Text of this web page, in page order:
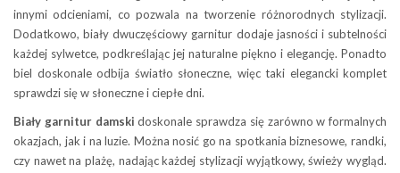
innymi odcieniami, co pozwala na tworzenie różnorodnych stylizacji.
Dodatkowo, biały dwuczęściowy garnitur dodaje jasności i subtelności
każdej sylwetce, podkreślając jej naturalne piękno i elegancję. Ponadto
biel doskonale odbija światło słoneczne, więc taki elegancki komplet
sprawdzi się w słoneczne i ciepłe dni.
Biały garnitur damski doskonale sprawdza się zarówno w formalnych
okazjach, jak i na luzie. Można nosić go na spotkania biznesowe, randki,
czy nawet na plażę, nadając każdej stylizacji wyjątkowy, świeży wygląd.